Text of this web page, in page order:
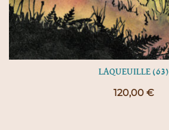
LAQUEUILLE (63)
120,00 €